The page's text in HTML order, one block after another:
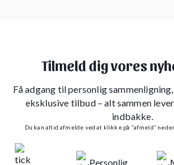
Tilmeld dig vores
Få adgang til personlig
eksklusive tilbud – alt sammen
indbakke.
Du kan altid afmelde ved at klikke på “afmeld”
Personlig